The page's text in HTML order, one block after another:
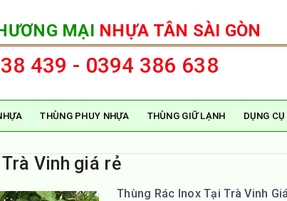
MẠI NHỰA TÂN SÀI GÒN
439 - 0394 386 638
THÙNG PHUY NHỰA THÙNG GIỮ LẠNH DỤNG
Vinh giá rẻ
Thùng Rác Inox Tại Trà Vinh